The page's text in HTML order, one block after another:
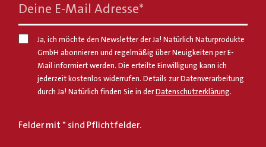
Deine E-Mail Adresse*
Ja, ich möchte den Newsletter der Ja! Natürlich Naturprodukte
GmbH abonnieren und regelmäßig über Neuigkeiten per E-
Mail informiert werden. Die erteilte Einwilligung kann ich
jederzeit kostenlos widerrufen. Details zur Datenverarbeitung
durch Ja! Natürlich finden Sie in der Datenschutzerklärung.
Felder mit * sind Pflichtfelder.